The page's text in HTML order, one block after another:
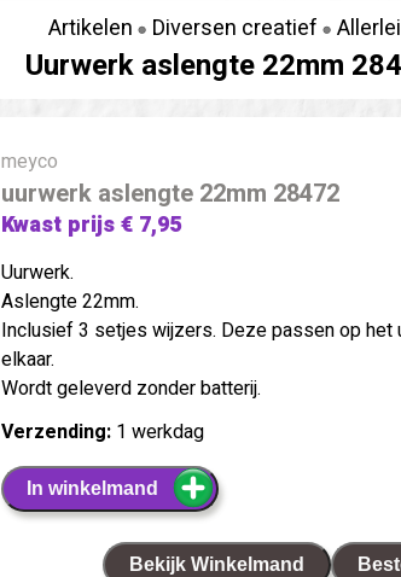
Artikelen Diversen creatief Allerlei
Uurwerk aslengte 22mm
meyco
uurwerk aslengte 22mm 28472
Kwast prijs € 7,95
Uurwerk.
Aslengte 22mm.
Inclusief 3 setjes wijzers. Deze passen op het
elkaar.
Wordt geleverd zonder batterij.
Verzending: 1 werkdag
In winkelmand
Bekijk Winkelmand